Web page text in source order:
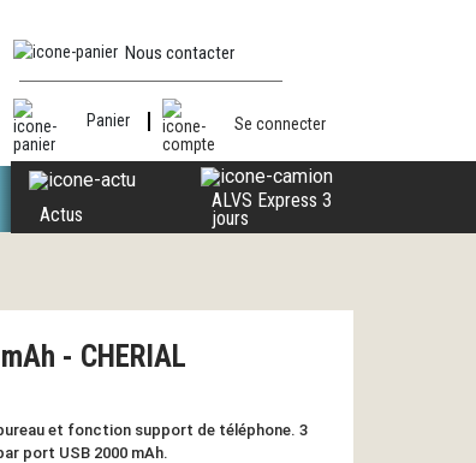
Nous contacter
Panier Se connecter
Actus
ALVS Express 3
jours
- CHERIAL
et fonction support de téléphone. 3
port USB 2000 mAh.